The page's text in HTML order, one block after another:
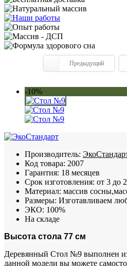
Предыдущий
-10%
Производитель:
Код товара: 2007
Гарантия: 18 месяцев
Срок изготовления: от 3 до
Материал: массив
Размеры: Изготавливаем
ЭКО: 100%
На складе
Высота стола 77 см
Деревянный Стол №9 выполнен
данной модели вы можете